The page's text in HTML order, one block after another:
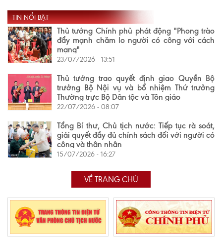
TIN NỔI BẬT
Thủ tướng Chính phủ phát động "Phong trào
đẩy mạnh chăm lo người có công với cách
mạng"
23/07/2026 - 13:51
Thủ tướng trao quyết định giao Quyền Bộ
trưởng Bộ Nội vụ và bổ nhiệm Thứ trưởng
Thường trực Bộ Dân tộc và Tôn giáo
22/07/2026 - 08:07
Tổng Bí thư, Chủ tịch nước: Tiếp tục rà soát,
giải quyết đầy đủ chính sách đối với người có
công và thân nhân
15/07/2026 - 16:27
VỀ TRANG CHỦ